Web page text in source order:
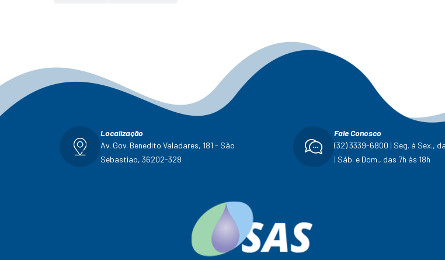
Localização
Av. Gov. Benedito Valadares, 181 - São
Sebastiao, 36202-328
Fale Conosco
(32) 3339-6800 | Seg. à Sex.,
| Sáb. e Dom., das 7h às 18h